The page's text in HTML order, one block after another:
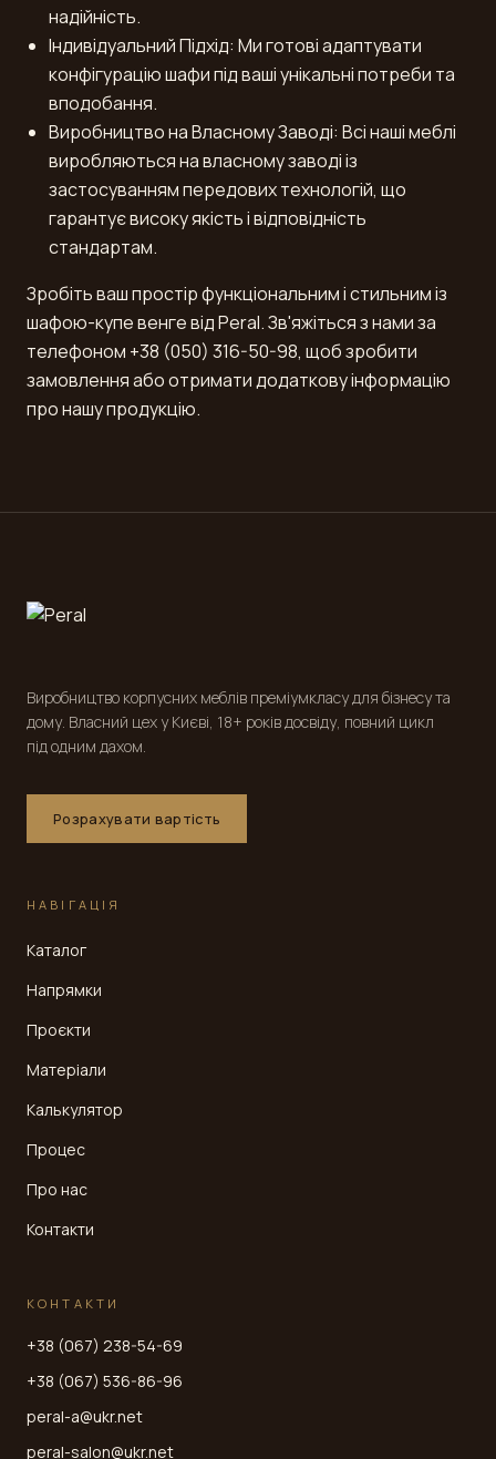
надійність.
Індивідуальний Підхід: Ми готові адаптувати
конфігурацію шафи під ваші унікальні потреби та
вподобання.
Виробництво на Власному Заводі: Всі наші меблі
виробляються на власному заводі із
застосуванням передових технологій, що
гарантує високу якість і відповідність
стандартам.
Зробіть ваш простір функціональним і стильним із
шафою-купе венге від Peral. Зв'яжіться з нами за
телефоном +38 (050) 316-50-98, щоб зробити
замовлення або отримати додаткову інформацію
про нашу продукцію.
Виробництво корпусних меблів преміумкласу для бізнесу та
дому. Власний цех у Києві, 18+ років досвіду, повний цикл
під одним дахом.
Розрахувати вартість
НАВІГАЦІЯ
Каталог
Напрямки
Проєкти
Матеріали
Калькулятор
Процес
Про нас
Контакти
КОНТАКТИ
+38 (067) 238-54-69
+38 (067) 536-86-96
peral-a@ukr.net
peral-salon@ukr.net